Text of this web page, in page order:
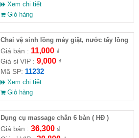
Xem chi tiết
Giỏ hàng
Chai vệ sinh lồng máy giặt, nước tẩy lồng
máy giặt CLEANING FLUID
Giá bán : 11,000₫
Giá sỉ VIP : 9,000₫
Mã SP: 11232
Xem chi tiết
Giỏ hàng
Dụng cụ massage chân 6 bàn ( HĐ )
Giá bán : 36,300₫